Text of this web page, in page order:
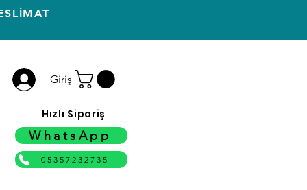
Giriş
Hızlı Sipariş
WhatsApp
05357232735